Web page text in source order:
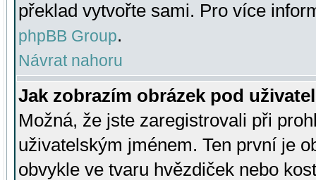
překlad vytvořte sami. Pro více
phpBB Group.
Návrat nahoru
Jak zobrazím obrázek pod
Možná, že jste zaregistrovali při
uživatelským jménem. Ten první je
obvykle ve tvaru hvězdiček nebo